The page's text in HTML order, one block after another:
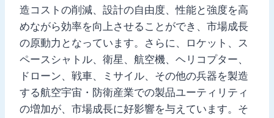
造コストの削減、設計の自由度、性能と強度を高
めながら効率を向上させることができ、市場成長
の原動力となっています。さらに、ロケット、ス
ペースシャトル、衛星、航空機、ヘリコプター、
ドローン、戦車、ミサイル、その他の兵器を製造
する航空宇宙・防衛産業での製品ユーティリティ
の増加が、市場成長に好影響を与えています。そ